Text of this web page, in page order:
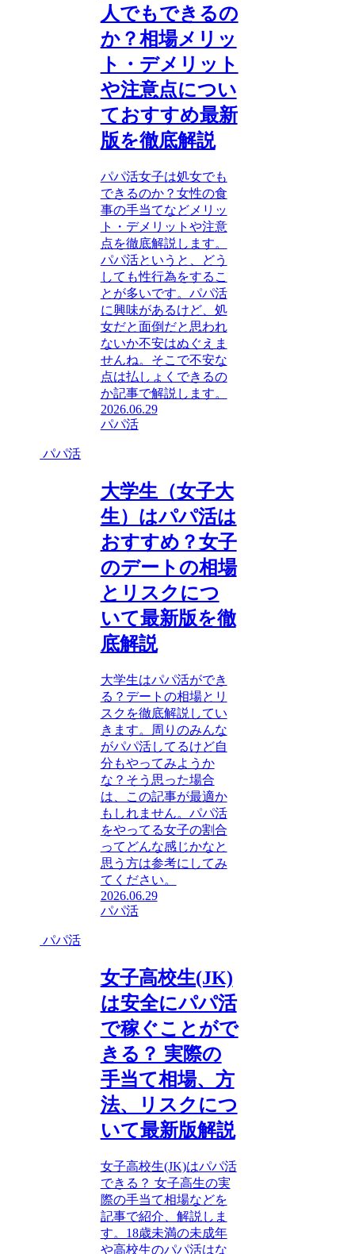
人でもできるの
か？相場メリッ
ト・デメリット
や注意点につい
ておすすめ最新
版を徹底解説
パパ活女子は処女でも
できるのか？女性の食
事の手当てなどメリッ
ト・デメリットや注意
点を徹底解説します。
パパ活というと、どう
しても性行為をするこ
とが多いです。パパ活
に興味があるけど、処
女だと面倒だと思われ
ないか不安はぬぐえま
せんね。そこで不安な
点は払しょくできるの
か記事で解説します。
2026.06.29
パパ活
パパ活
大学生（女子大
生）はパパ活は
おすすめ？女子
のデートの相場
とリスクにつ
いて最新版を徹
底解説
大学生はパパ活ができ
る？デートの相場とリ
スクを徹底解説してい
きます。周りのみんな
がパパ活してるけど自
分もやってみようか
な？そう思った場合
は、この記事が最適か
もしれません。パパ活
をやってる女子の割合
ってどんな感じかなと
思う方は参考にしてみ
てください。
2026.06.29
パパ活
パパ活
女子高校生(JK)
は安全にパパ活
で稼ぐことがで
きる？ 実際の
手当て相場、方
法、リスクにつ
いて最新版解説
女子高校生(JK)はパパ活
できる？ 女子高生の実
際の手当て相場などを
記事で紹介、解説しま
す。18歳未満の未成年
や高校生のパパ活はな